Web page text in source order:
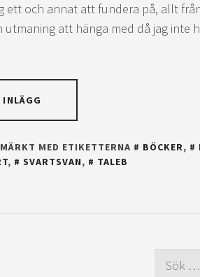
ett och annat att fundera på, allt
utmaning att hänga med då jag inte
MÄRKT MED ETIKETTERNA BÖCKER,
, SVARTSVAN, TALEB
Sök